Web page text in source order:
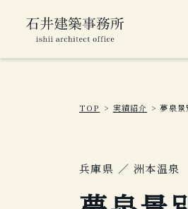
TOP 実績紹介 夢泉景
兵庫県 ／ 洲本温泉